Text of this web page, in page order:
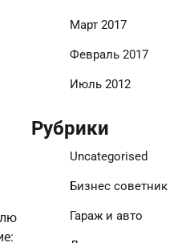
Март 2017
Февраль 2017
Июль 2012
Рубрики
Uncategorised
Бизнес советник
Гараж и авто